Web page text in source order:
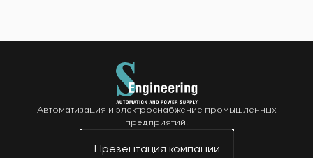
Автоматизация и электроснабжение промышленных
предприятий.
Презентация компании